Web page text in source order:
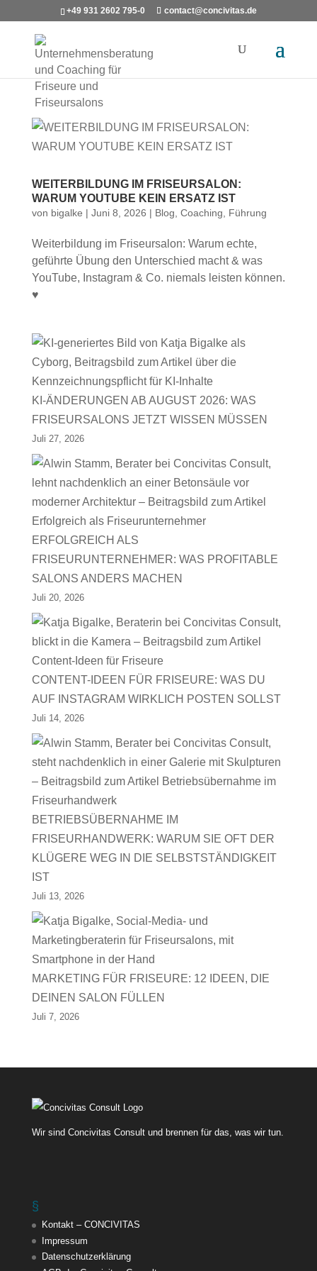
+49 931 2602 795-0 contact@concivitas.de
WEITERBILDUNG IM FRISEURSALON:
WARUM YOUTUBE KEIN ERSATZ IST
von bigalke | Juni 8, 2026 | Blog Coaching Führung
Weiterbildung im Friseursalon: Warum echte,
geführte Übung den Unterschied macht & was
YouTube, Instagram & Co. niemals leisten können.
♥
KI-ÄNDERUNGEN AB AUGUST 2026: WAS
FRISEURSALONS JETZT WISSEN MÜSSEN
Juli 27, 2026
ERFOLGREICH ALS
FRISEURUNTERNEHMER: WAS PROFITABLE
SALONS ANDERS MACHEN
Juli 20, 2026
CONTENT-IDEEN FÜR FRISEURE: WAS DU
AUF INSTAGRAM WIRKLICH POSTEN SOLLST
Juli 14, 2026
BETRIEBSÜBERNAHME IM
FRISEURHANDWERK: WARUM SIE OFT DER
KLÜGERE WEG IN DIE SELBSTSTÄNDIGKEIT
IST
Juli 13, 2026
MARKETING FÜR FRISEURE: 12 IDEEN, DIE
DEINEN SALON FÜLLEN
Juli 7, 2026
Wir sind Concivitas Consult und brennen für das, was wir tun.
§
Kontakt – CONCIVITAS
Impressum
Datenschutzerklärung